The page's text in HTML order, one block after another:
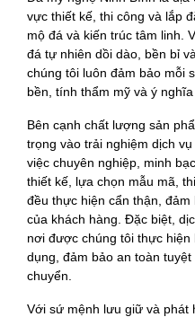
vực thiết kế, thi công và lắp
mộ đá và kiến trúc tâm linh.
đá tự nhiên dồi dào, bền bỉ
chúng tôi luôn đảm bảo mỗi
bền, tính thẩm mỹ và ý nghĩa
Bên cạnh chất lượng sản
trọng vào trải nghiệm dịch
việc chuyên nghiệp, minh
thiết kế, lựa chọn mẫu mã,
đều thực hiện cẩn thận,
của khách hàng. Đặc biệt,
nơi được chúng tôi thực
dụng, đảm bảo an toàn
chuyển.
Với sứ mệnh lưu giữ và phát